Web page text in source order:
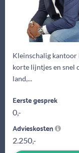
Kleinschalig
korte lijntjes en snel
land,...
Eerste gesprek
0,-
Advieskosten
2.250,-